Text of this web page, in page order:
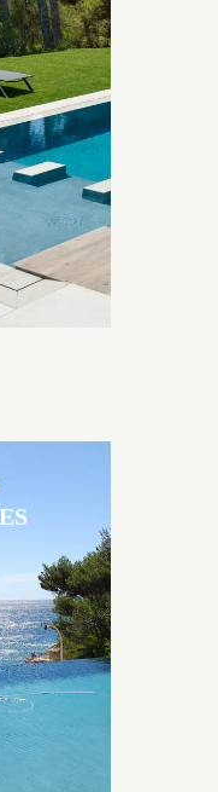
Jacques
choix de
nombreuses
nage, plage
Brens sont
à leur
volume et de
bureau d’étude